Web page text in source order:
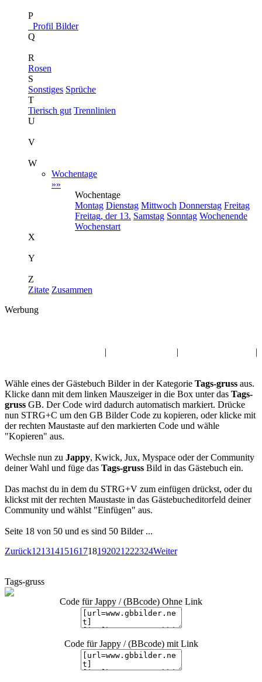
P
Profil Bilder
Q
R
Rosen
S
Sonstiges Sprüche
T
Tierisch gut Trennlinien
U
V
W
Wochentage
»»
Wochentage
Montag Dienstag Mittwoch Donnerstag Freitag
Freitag, der 13. Samstag Sonntag Wochenende
Wochenstart
X
Y
Z
Zitate Zusammen
Werbung
| |
|
Wähle eines der Gästebuch Bilder in der Kategorie Tags-gruss aus.
Klicke dann mit dem linken Mauszeiger in die Box unter das Tags-
gruss GB. Der Code wird dadurch automatisch markiert. Drücke
nun STRG+C um den GB Bilder Code zu kopieren, oder klicke mit
der rechten Maustaste auf den markierten Code und wähle
"Kopieren" aus.
Wechsle nun zu Jappy, Kwick, Jux, Myspace oder der Community
deiner Wahl und füge das Tags-gruss Bild in das Gästebuch ein.
Das machst du in dem du STRG+V zum einfügen drückst, oder du
klickst mit der rechten Maustaste in das Gästebucheditorfeld deiner
Community und wählst "Einfügen" aus.
Seite 18 von 50 und es sind 50 Bilder ...
Zurück12131415161718192021 222324Weiter
Tags-gruss
Code für Jappy / (BBcode) Ohne Link
Code für Jappy / (BBcode) mit Link